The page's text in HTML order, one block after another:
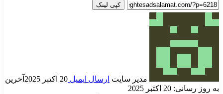
کپی لینک
مدیر سایت ارسال ایمیل 20 اکتبر 2025
آخرین
به روز رسانی: 20 اکتبر 2025